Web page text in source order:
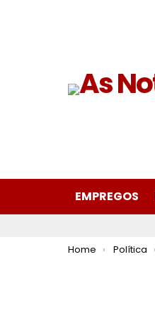
EMPREGOS
You are here:
Home Política